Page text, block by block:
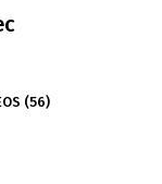
(56)